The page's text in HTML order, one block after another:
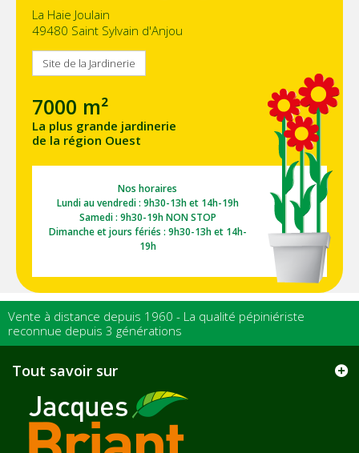
La Haie Joulain
49480 Saint Sylvain d'Anjou
Site de la Jardinerie
7000 m²
La plus grande jardinerie
de la région Ouest
Nos horaires
Lundi au vendredi : 9h30-13h et 14h-19h
Samedi : 9h30-19h NON STOP
Dimanche et jours fériés : 9h30-13h et 14h-
19h
Vente à distance depuis 1960 - La qualité pépiniériste
reconnue depuis 3 générations
Tout savoir sur